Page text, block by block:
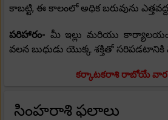
కాబట్టి, ఈ కాలంలో అధిక బరువును
పరిహారం- మీ ఇల్లు మరియు
వలన బుధుడు యొక్క శక్తితో
కర్కాటకరాశి రాబోయే వార
సింహరాశి ఫలాలు